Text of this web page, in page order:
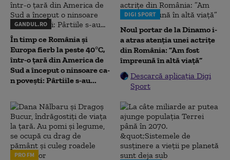
GANDUL.RO
În timp ce România și
Europa fierb la peste 40°C,
într-o țară din America de
Sud a început o ninsoare ca-
n povești: Pârtiile s-au...
DIGI SPORT
Noul portar de la Dinamo i-
a atras atenția unei actrițe
din România: ”Am fost
împreună în altă viață”
Descarcă aplicația Digi
Sport
PRO FM